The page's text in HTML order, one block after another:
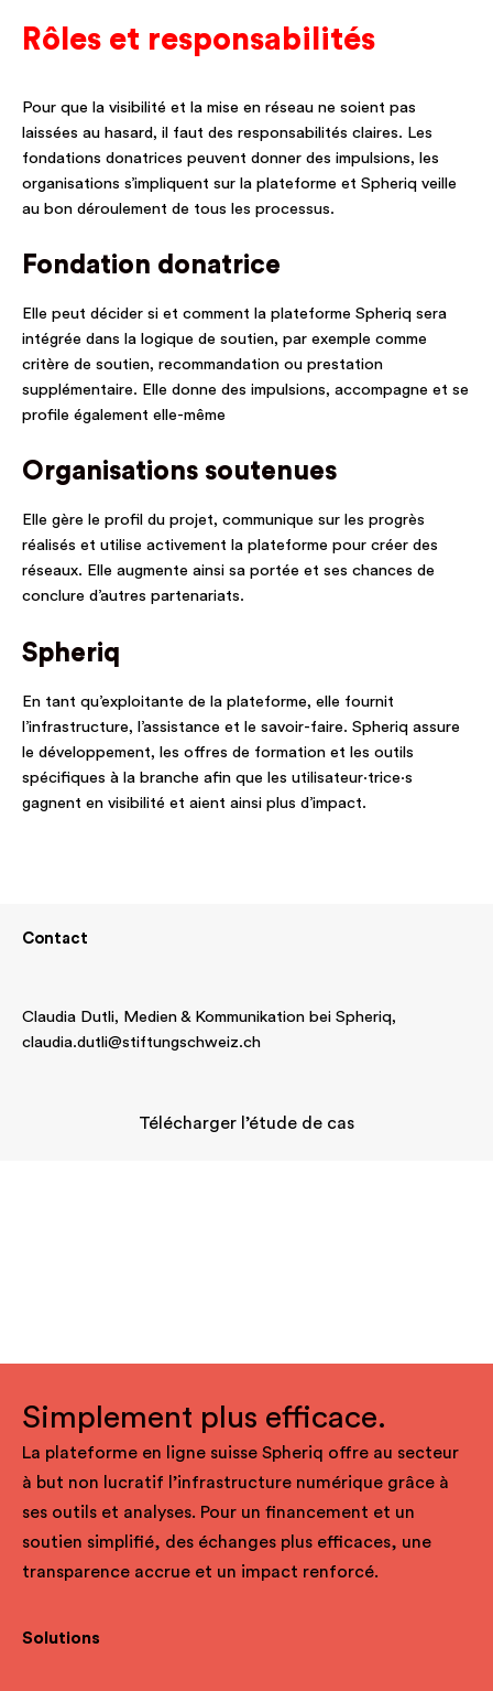
Rôles et responsabilités
Pour que la visibilité et la mise en réseau ne soient pas
laissées au hasard, il faut des responsabilités claires. Les
fondations donatrices peuvent donner des impulsions, les
organisations s’impliquent sur la plateforme et Spheriq veille
au bon déroulement de tous les processus.
Fondation donatrice
Elle peut décider si et comment la plateforme Spheriq sera
intégrée dans la logique de soutien, par exemple comme
critère de soutien, recommandation ou prestation
supplémentaire. Elle donne des impulsions, accompagne et se
profile également elle-même
Organisations soutenues
Elle gère le profil du projet, communique sur les progrès
réalisés et utilise activement la plateforme pour créer des
réseaux. Elle augmente ainsi sa portée et ses chances de
conclure d’autres partenariats.
Spheriq
En tant qu’exploitante de la plateforme, elle fournit
l’infrastructure, l’assistance et le savoir-faire. Spheriq assure
le développement, les offres de formation et les outils
spécifiques à la branche afin que les utilisateur·trice·s
gagnent en visibilité et aient ainsi plus d’impact.
Contact
Claudia Dutli, Medien & Kommunikation bei Spheriq,
claudia.dutli@stiftungschweiz.ch
Télécharger l’étude de cas
Simplement plus efficace.
La plateforme en ligne suisse Spheriq offre au secteur
à but non lucratif l’infrastructure numérique grâce à
ses outils et analyses. Pour un financement et un
soutien simplifié, des échanges plus efficaces, une
transparence accrue et un impact renforcé.
Solutions